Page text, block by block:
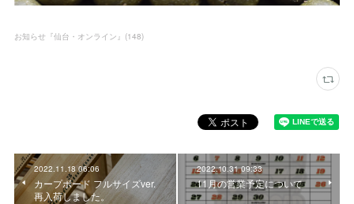
お知らせ『仙台・オンライン』 (148)
2022.11.18 06:06
カープボード フルサイズver.
再入荷しました。
2022.10.31 09:33
11月の営業予定について